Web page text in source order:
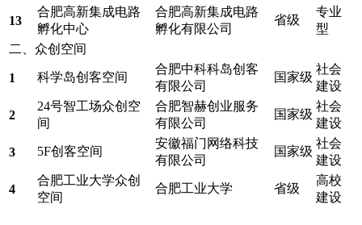
13
合肥高新集成电路
孵化中心
合肥高新集成电路
孵化有限公司
省级
专业
型
二、众创空间
1 科学岛创客空间
合肥中科科岛创客
有限公司
国家级
社会
建设
2
24号智工场众创空
间
合肥智赫创业服务
有限公司
国家级
社会
建设
3 5F创客空间
安徽福门网络科技
有限公司
国家级
社会
建设
4
合肥工业大学众创
空间
合肥工业大学 省级
高校
建设